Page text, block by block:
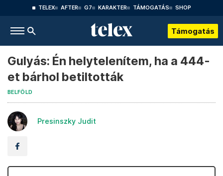
TELEX AFTER G7 KARAKTER TÁMOGATÁS SHOP
Támogatás
Gulyás: Én helytelenítem, ha a 444-
et bárhol betiltották
BELFÖLD
Presinszky Judit